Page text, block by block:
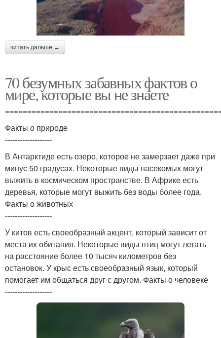
читать дальше →
70 безумных забавных фактов о
мире, которые вы не знаете
Факты о природе
-------------------
В Антарктиде есть озеро, которое не замерзает даже при
минус 50 градусах. Некоторые виды насекомых могут
выжить в космическом пространстве. В Африке есть
деревья, которые могут выжить без воды более года.
Факты о животных
-------------------
У китов есть своеобразный акцент, который зависит от
места их обитания. Некоторые виды птиц могут летать
на расстояние более 10 тысяч километров без
остановок. У крыс есть своеобразный язык, который
помогает им общаться друг с другом. Факты о человеке
-------------------